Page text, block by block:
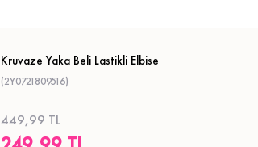
Kruvaze Yaka Beli Lastikli Elbise
(2Y0721809516)
449,99 TL